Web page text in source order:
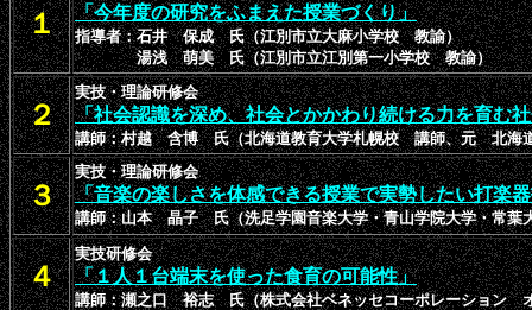
１ 「今年度の研究をふまえた授業づくり」
指導者：石井 保成 氏（江別市立大麻小学校 教諭）
湯浅 萌美 氏（江別市立江別第一小学校 教諭）
２
実技・理論研修会
「社会認識を深め、社会とかかわり続ける力を育む
講師：村越 含博 氏（北海道教育大学札幌校 講師、元 北海
３
実技・理論研修会
「音楽の楽しさを体感できる授業で実勢したい打楽
講師：山本 晶子 氏（洗足学園音楽大学・青山学院大学・常葉
４
実技研修会
「１人１台端末を使った食育の可能性」
講師：瀬之口 裕志 氏（株式会社ベネッセコーポレーション